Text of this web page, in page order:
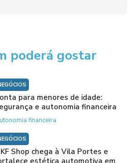
poderá gostar
para menores de idade:
e autonomia financeira
financeira
Shop chega à Vila Portes e